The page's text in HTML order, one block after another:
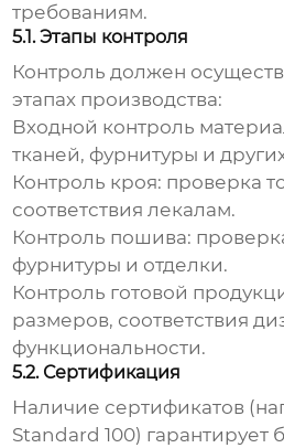
требованиям.
5.1. Этапы контроля
Контроль должен
этапах производства:
Входной контроль
тканей, фурнитуры и
Контроль кроя: проверка
соответствия лекалам.
Контроль пошива:
фурнитуры и отделки.
Контроль готовой
размеров, соответствия
функциональности.
5.2. Сертификация
Наличие сертификатов
Standard 100) гарантирует